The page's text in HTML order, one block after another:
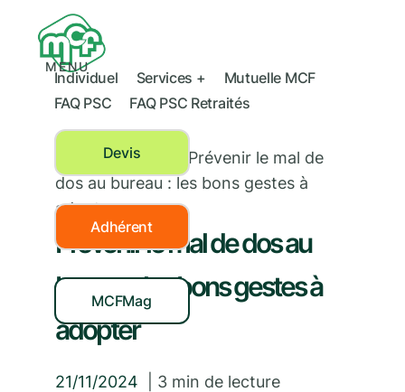
MENU
Individuel Services +
Mutuelle MCF
FAQ PSC
FAQ PSC Retraités
Devis
Adhérent
MCFMag
Santé au travail
Prévenir le mal de
dos au bureau : les bons gestes à
adopter
Prévenir le mal de dos au
bureau : les bons gestes à
adopter
21/11/2024 3 min de lecture